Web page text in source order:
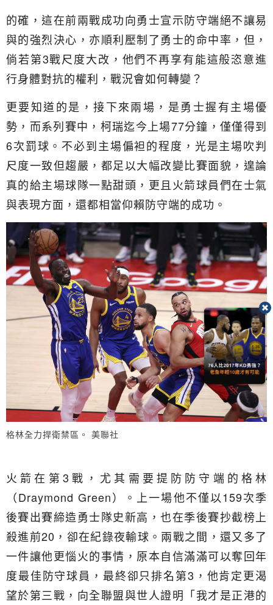
的確，這在前兩戰成功向勇士宣示防守端絕不讓易
與的強烈決心，亦順利壓制了勇士的命中率，但，
倘若第3戰尺度大改，他們不再享有能這般恣意進
行身體對抗的權利，戰況會如何轉變？
更要知道的是，接下來兩場，是勇士握有主場優
勢，而系列賽中，柯瑞迄今上場77分鐘，僅僅得到
6次罰球。不必到主場偏袒的程度，光是主場吹判
尺度一致但趨嚴，都足以大幅改變比賽面貌，遑論
真的給主場球隊一點甜頭，更且火箭球員們在士氣
與表現方面，還都相當仰賴防守端的成功。
格林全力捍衛禁區。 美聯社
火箭在第3戰，尤其需要提防防守端的格林
（Draymond Green）。上一場他不僅以159次季
後賽出賽締造勇士隊史新高，也在季後賽抄截榜上
殺進前20，卻在紀錄夜輸球。兩戰之間，還又多了
一件讓他更惱火的事情，原本自信滿滿可以奪回年
度最佳防守球員，最終卻只排名第3，他肯定更渴
望於第三戰，向全聯盟與世人證明「我才是正港的